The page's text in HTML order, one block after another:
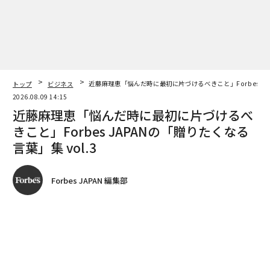
トップ ビジネス
近藤麻理恵「悩んだ時に最初に片づけるべきこと」Forbes
2026.08.09 14:15
近藤麻理恵「悩んだ時に最初に片づけるべ
きこと」Forbes JAPANの「贈りたくなる
言葉」集 vol.3
Forbes JAPAN 編集部